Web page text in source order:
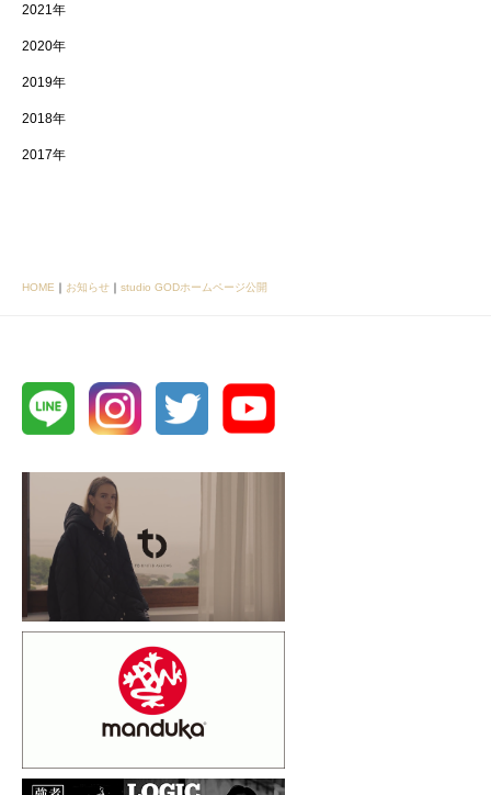
2021年
2020年
2019年
2018年
2017年
HOME ｜ お知らせ ｜ studio GODホームページ公開